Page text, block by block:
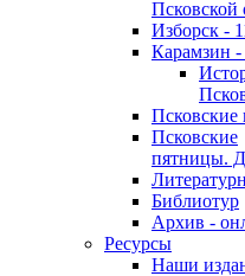
Псковской
Изборск -
Карамзин -
Псковские
пятницы.
Библиотур
Архив -
Ресурсы
Наши